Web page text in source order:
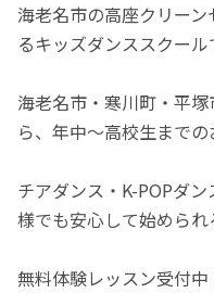
海老名市の高座クリー
るキッズダンススクール
海老名市・寒川町・平
ら、年中～高校生までの
チアダンス・K-POPダ
様でも安心して始められ
無料体験レッスン受付中